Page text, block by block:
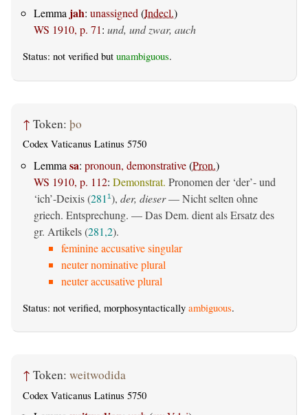
Lemma jah: unassigned(Indecl.)
WS 1910, p. 71: und, und zwar, auch
Status: not verified but unambiguous.
↑ Token: þo
Codex Vaticanus Latinus 5750
Lemma sa: pronoun, demonstrative(Pron.)
WS 1910, p. 112: Demonstrat. Pronomen der ‘der’- und
‘ich’-Deixis (281 1), der, dieser— Nicht selten ohne
griech. Entsprechung. — Das Dem. dient als Ersatz des
gr. Artikels (281,2).
feminine accusative singular
neuter nominative plural
neuter accusative plural
Status: not verified, morphosyntactically ambiguous.
↑ Token: weitwodida
Codex Vaticanus Latinus 5750